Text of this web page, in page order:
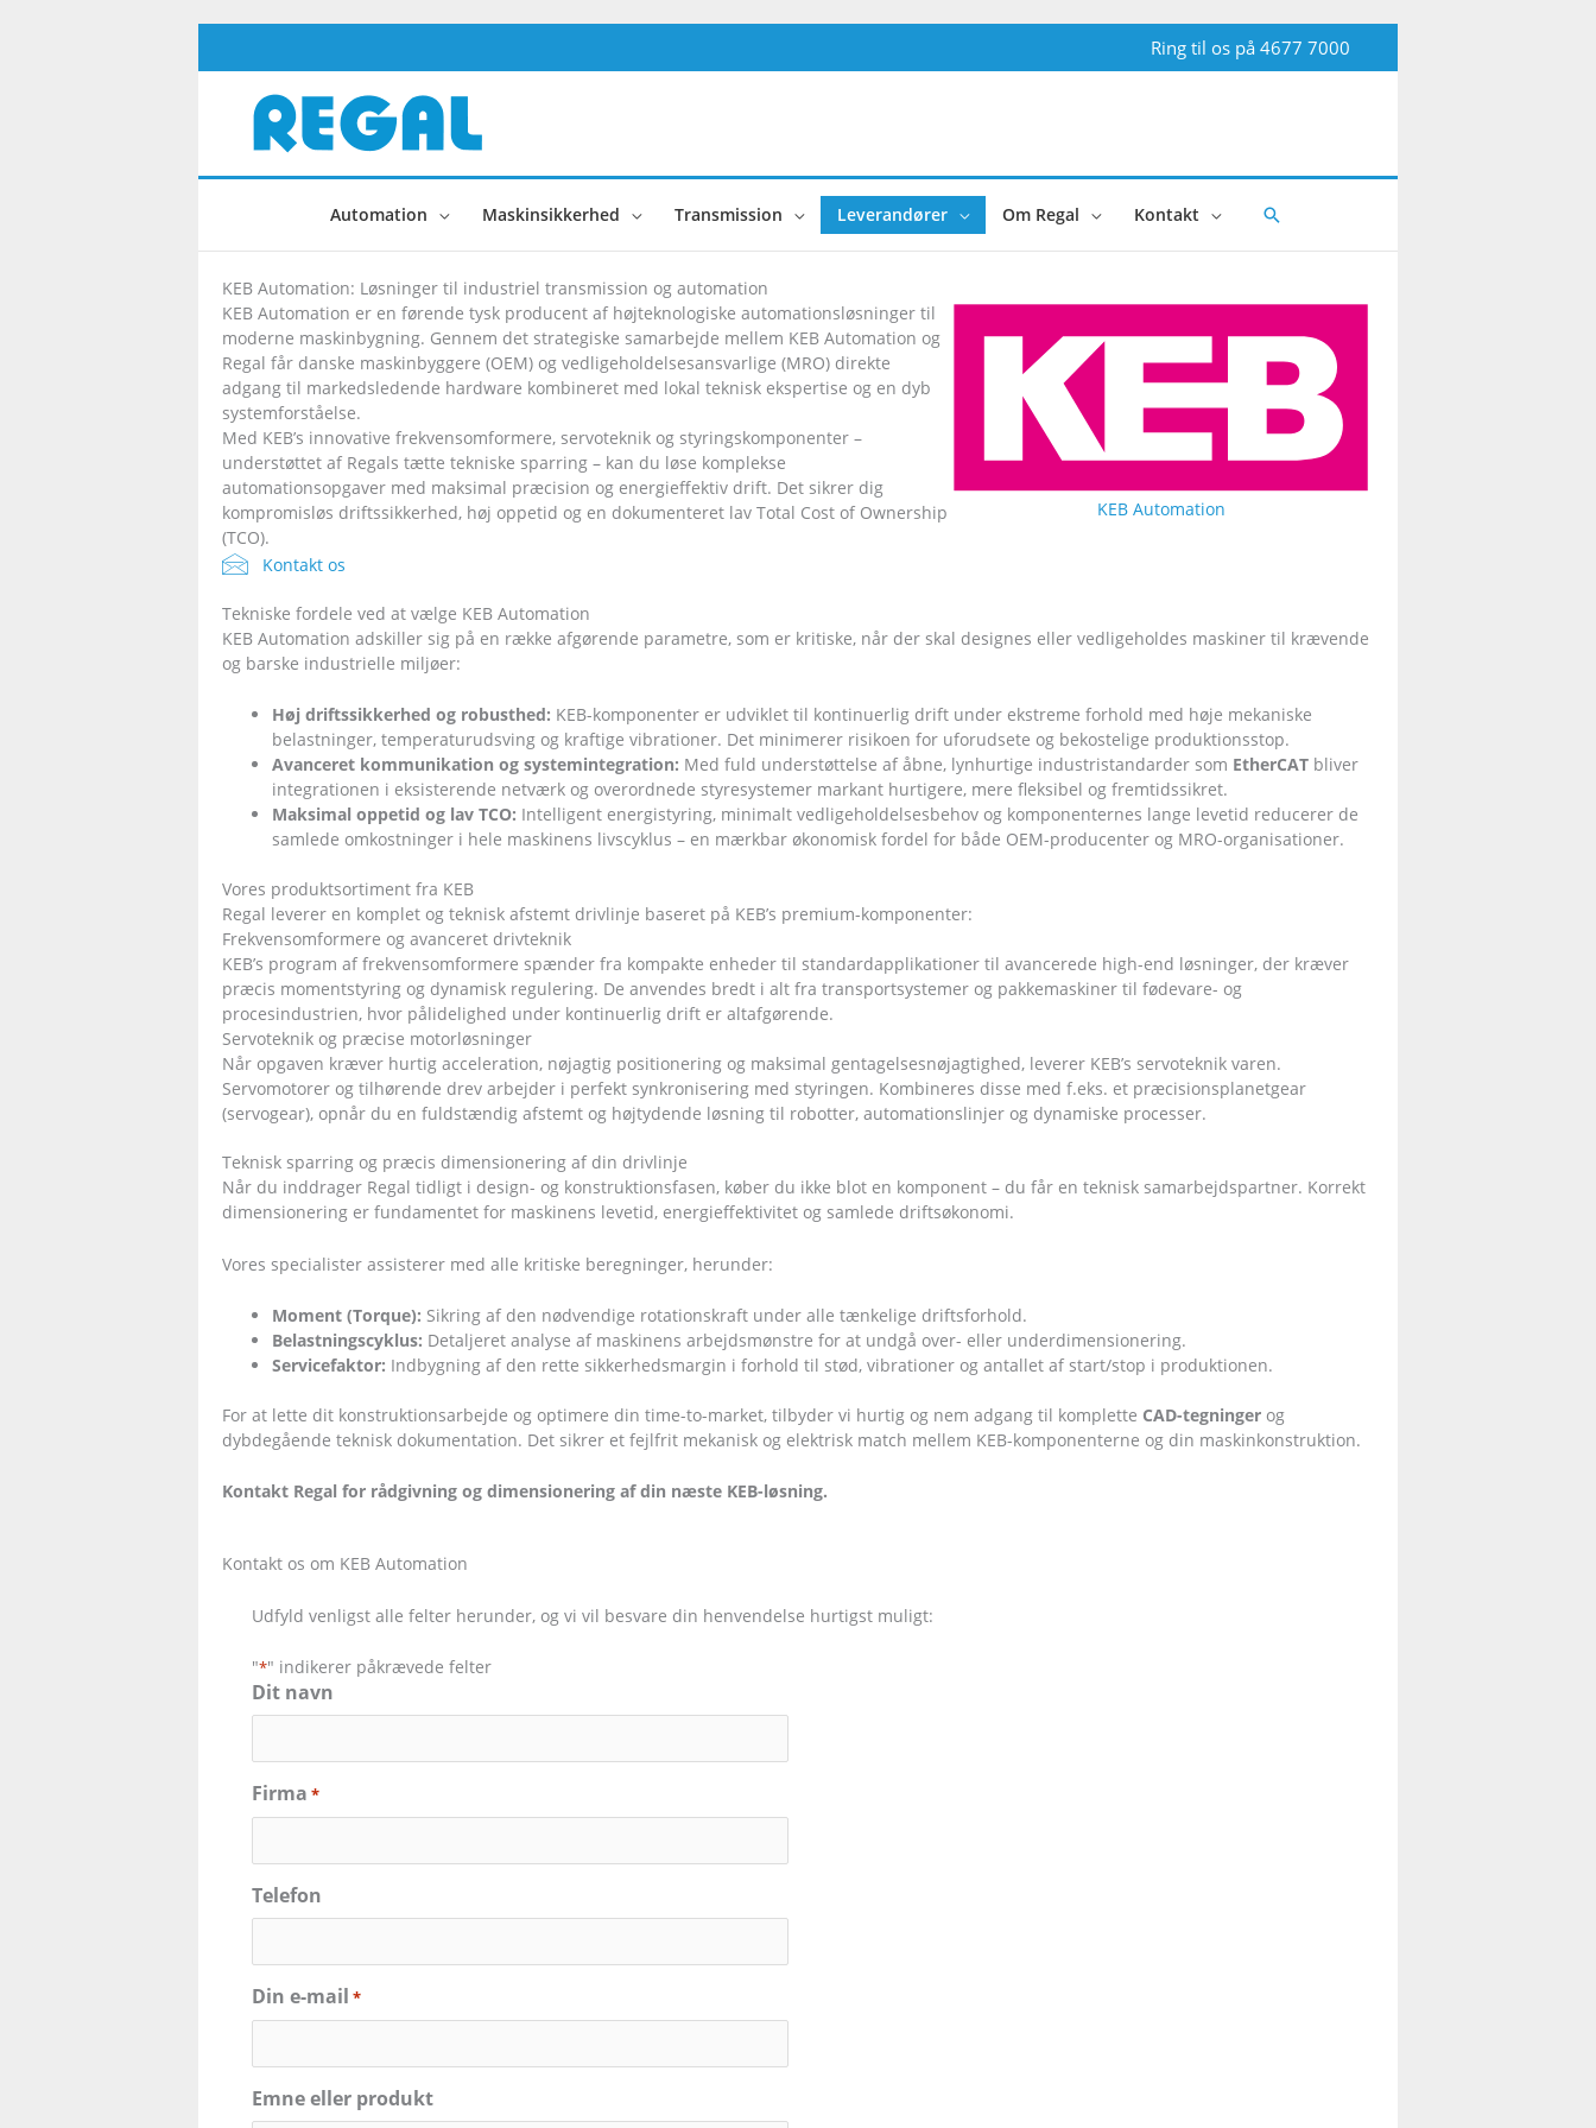
Ring til os på 4677 7000
Automation Maskinsikkerhed Transmission Leverandører Om Regal Kontakt Søg
KEB Automation: Løsninger til industriel transmission og automation
KEB Automation er en førende tysk producent af højteknologiske automationsløsninger til
moderne maskinbygning. Gennem det strategiske samarbejde mellem KEB Automation og
Regal får danske maskinbyggere (OEM) og vedligeholdelsesansvarlige (MRO) direkte
adgang til markedsledende hardware kombineret med lokal teknisk ekspertise og en dyb
systemforståelse.
Med KEB’s innovative frekvensomformere, servoteknik og styringskomponenter –
understøttet af Regals tætte tekniske sparring – kan du løse komplekse
automationsopgaver med maksimal præcision og energieffektiv drift. Det sikrer dig
kompromisløs driftssikkerhed, høj oppetid og en dokumenteret lav Total Cost of Ownership
(TCO).
Kontakt os
KEB Automation
Tekniske fordele ved at vælge KEB Automation
KEB Automation adskiller sig på en række afgørende parametre, som er kritiske, når der skal designes eller vedligeholdes maskiner til krævende
og barske industrielle miljøer:
Høj driftssikkerhed og robusthed: KEB-komponenter er udviklet til kontinuerlig drift under ekstreme forhold med høje mekaniske
belastninger, temperaturudsving og kraftige vibrationer. Det minimerer risikoen for uforudsete og bekostelige produktionsstop.
Avanceret kommunikation og systemintegration: Med fuld understøttelse af åbne, lynhurtige industristandarder som EtherCAT bliver
integrationen i eksisterende netværk og overordnede styresystemer markant hurtigere, mere fleksibel og fremtidssikret.
Maksimal oppetid og lav TCO: Intelligent energistyring, minimalt vedligeholdelsesbehov og komponenternes lange levetid reducerer de
samlede omkostninger i hele maskinens livscyklus – en mærkbar økonomisk fordel for både OEM-producenter og MRO-organisationer.
Vores produktsortiment fra KEB
Regal leverer en komplet og teknisk afstemt drivlinje baseret på KEB’s premium-komponenter:
Frekvensomformere og avanceret drivteknik
KEB’s program af frekvensomformere spænder fra kompakte enheder til standardapplikationer til avancerede high-end løsninger, der kræver
præcis momentstyring og dynamisk regulering. De anvendes bredt i alt fra transportsystemer og pakkemaskiner til fødevare- og
procesindustrien, hvor pålidelighed under kontinuerlig drift er altafgørende.
Servoteknik og præcise motorløsninger
Når opgaven kræver hurtig acceleration, nøjagtig positionering og maksimal gentagelsesnøjagtighed, leverer KEB’s servoteknik varen.
Servomotorer og tilhørende drev arbejder i perfekt synkronisering med styringen. Kombineres disse med f.eks. et præcisionsplanetgear
(servogear), opnår du en fuldstændig afstemt og højtydende løsning til robotter, automationslinjer og dynamiske processer.
Teknisk sparring og præcis dimensionering af din drivlinje
Når du inddrager Regal tidligt i design- og konstruktionsfasen, køber du ikke blot en komponent – du får en teknisk samarbejdspartner. Korrekt
dimensionering er fundamentet for maskinens levetid, energieffektivitet og samlede driftsøkonomi.
Vores specialister assisterer med alle kritiske beregninger, herunder:
Moment (Torque): Sikring af den nødvendige rotationskraft under alle tænkelige driftsforhold.
Belastningscyklus: Detaljeret analyse af maskinens arbejdsmønstre for at undgå over- eller underdimensionering.
Servicefaktor: Indbygning af den rette sikkerhedsmargin i forhold til stød, vibrationer og antallet af start/stop i produktionen.
For at lette dit konstruktionsarbejde og optimere din time-to-market, tilbyder vi hurtig og nem adgang til komplette CAD-tegninger og
dybdegående teknisk dokumentation. Det sikrer et fejlfrit mekanisk og elektrisk match mellem KEB-komponenterne og din maskinkonstruktion.
Kontakt Regal for rådgivning og dimensionering af din næste KEB-løsning.
Kontakt os om KEB Automation
Udfyld venligst alle felter herunder, og vi vil besvare din henvendelse hurtigst muligt:
"*" indikerer påkrævede felter
Dit navn
Firma *
Telefon
Din e-mail *
Emne eller produkt